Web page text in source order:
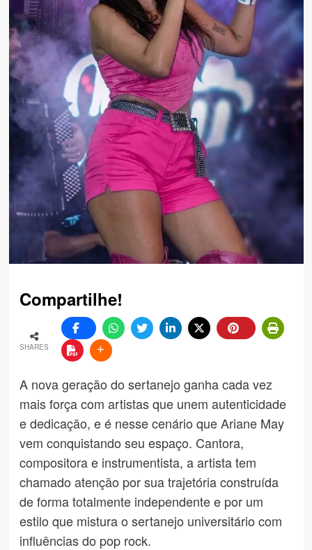
Compartilhe!
SHARES
A nova geração do sertanejo ganha cada vez
mais força com artistas que unem autenticidade
e dedicação, e é nesse cenário que Ariane May
vem conquistando seu espaço. Cantora,
compositora e instrumentista, a artista tem
chamado atenção por sua trajetória construída
de forma totalmente independente e por um
estilo que mistura o sertanejo universitário com
influências do pop rock.